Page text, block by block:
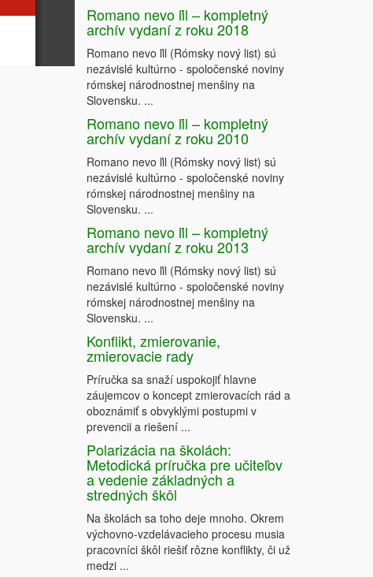
Romano nevo ľil – kompletný
archív vydaní z roku 2018
Romano nevo ľil (Rómsky nový list) sú
nezávislé kultúrno - spoločenské noviny
rómskej národnostnej menšiny na
Slovensku. ...
Romano nevo ľil – kompletný
archív vydaní z roku 2010
Romano nevo ľil (Rómsky nový list) sú
nezávislé kultúrno - spoločenské noviny
rómskej národnostnej menšiny na
Slovensku. ...
Romano nevo ľil – kompletný
archív vydaní z roku 2013
Romano nevo ľil (Rómsky nový list) sú
nezávislé kultúrno - spoločenské noviny
rómskej národnostnej menšiny na
Slovensku. ...
Konflikt, zmierovanie,
zmierovacie rady
Príručka sa snaží uspokojiť hlavne
záujemcov o koncept zmierovacích rád a
oboznámiť s obvyklými postupmi v
prevencii a riešení ...
Polarizácia na školách:
Metodická príručka pre učiteľov
a vedenie základných a
stredných škôl
Na školách sa toho deje mnoho. Okrem
výchovno-vzdelávacieho procesu musia
pracovníci škôl riešiť rôzne konflikty, či už
medzi ...